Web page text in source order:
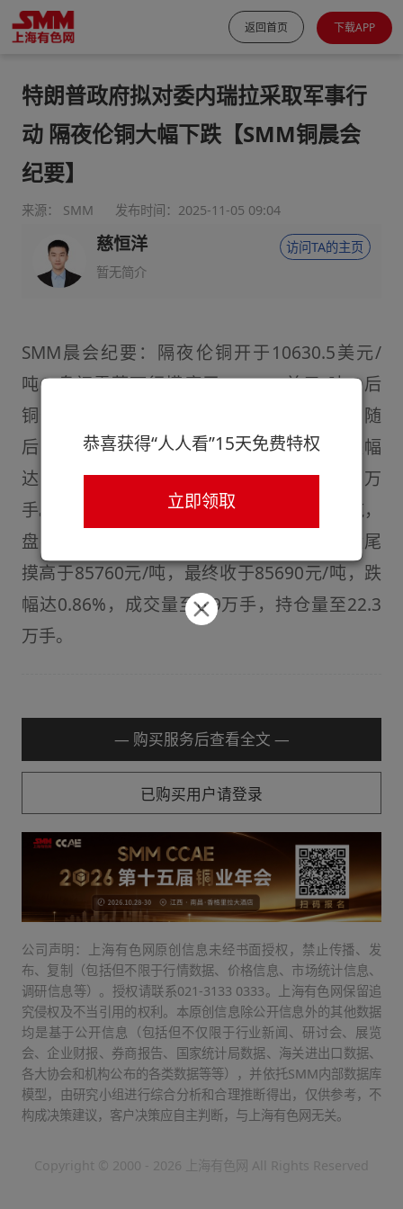
返回首页 下载APP
特朗普政府拟对委内瑞拉采取军事行
动 隔夜伦铜大幅下跌【SMM铜晨会
纪要】
来源： SMM 发布时间：2025-11-05 09:04
慈恒洋
暂无简介
访问TA的主页
SMM晨会纪要：隔夜伦铜开于10630.5美元/
吨，盘初震荡下行摸底于10577.5美元/吨，后
铜价重心逐渐上移摸高于10689.5美元/吨，随
后重心有所回调最终收于10649美元/吨，跌幅
达1.57%，成交量至3.3万手，持仓量至32.5万
手。隔夜沪铜主力合约2512开于85000元/吨，
盘初摸底于84900元/吨，后震荡上行临近盘尾
摸高于85760元/吨，最终收于85690元/吨，跌
幅达0.86%，成交量至6.9万手，持仓量至22.3
万手。
— 购买服务后查看全文 —
已购买用户请登录
公司声明：上海有色网原创信息未经书面授权，禁止传播、发
布、复制（包括但不限于行情数据、价格信息、市场统计信息、
调研信息等）。授权请联系021-3133 0333。上海有色网保留追
究侵权及不当引用的权利。本原创信息除公开信息外的其他数据
均是基于公开信息（包括但不仅限于行业新闻、研讨会、展览
会、企业财报、券商报告、国家统计局数据、海关进出口数据、
各大协会和机构公布的各类数据等等），并依托SMM内部数据库
模型，由研究小组进行综合分析和合理推断得出，仅供参考，不
构成决策建议，客户决策应自主判断，与上海有色网无关。
Copyright © 2000 - 2026 上海有色网 All Rights Reserved
恭喜获得“人人看”15天免费特权
立即领取